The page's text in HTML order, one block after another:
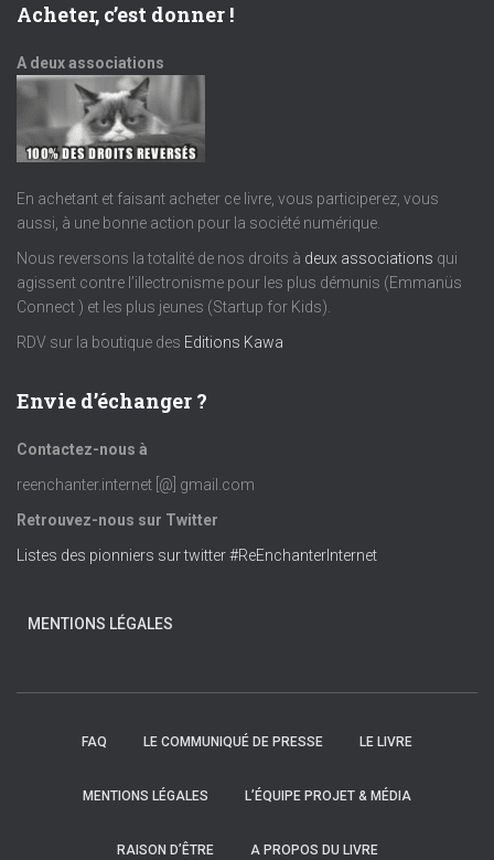
Acheter, c’est donner !
A deux associations
En achetant et faisant acheter ce livre, vous participerez, vous
aussi, à une bonne action pour la société numérique.
Nous reversons la totalité de nos droits à deux associations qui
agissent contre l’illectronisme pour les plus démunis (Emmanüs
Connect ) et les plus jeunes (Startup for Kids).
RDV sur la boutique des Editions Kawa
Envie d’échanger ?
Contactez-nous à
reenchanter.internet [@] gmail.com
Retrouvez-nous sur Twitter
Listes des pionniers sur twitter #ReEnchanterInternet
MENTIONS LÉGALES
FAQ LE COMMUNIQUÉ DE PRESSE LE LIVRE
MENTIONS LÉGALES L’ÉQUIPE PROJET & MÉDIA
RAISON D’ÊTRE A PROPOS DU LIVRE